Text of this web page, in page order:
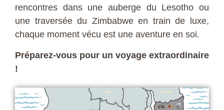
rencontres dans une auberge du Lesotho ou
une traversée du Zimbabwe en train de luxe,
chaque moment vécu est une aventure en soi.
Préparez-vous pour un voyage extraordinaire
!